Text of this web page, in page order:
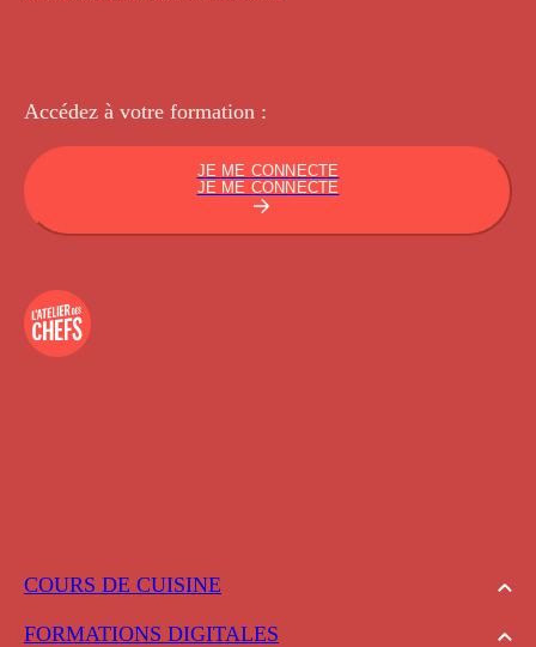
COURS DE CUISINE
FORMATIONS DIGITALES
Accédez à votre formation :
JE ME CONNECTE
JE ME CONNECTE